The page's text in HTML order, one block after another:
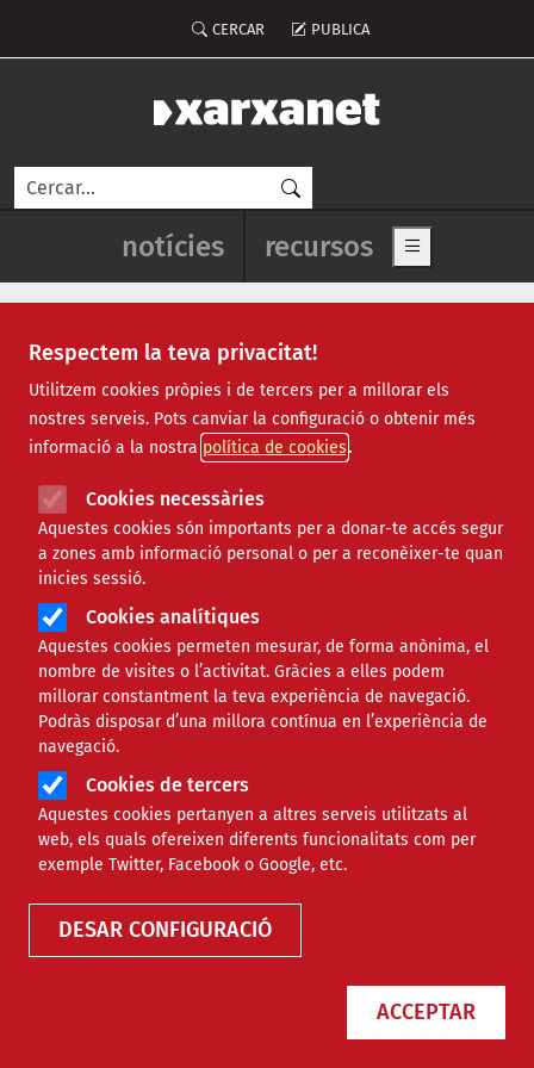
Respectem la teva privacitat!
Utilitzem cookies pròpies i de tercers per a millorar els
nostres serveis. Pots canviar la configuració o obtenir més
informació a la nostra política de cookies
Cookies necessàries
Aquestes cookies són importants per a donar-te accés segur
a zones amb informació personal o per a reconèixer-te quan
inicies sessió.
Cookies analítiques
Aquestes cookies permeten mesurar, de forma anònima, el
nombre de visites o l’activitat. Gràcies a elles podem
millorar constantment la teva experiència de navegació.
Podràs disposar d’una millora contínua en l’experiència de
navegació.
Cookies de tercers
Aquestes cookies pertanyen a altres serveis utilitzats al
web, els quals ofereixen diferents funcionalitats com per
exemple Twitter, Facebook o Google, etc.
DESAR CONFIGURACIÓ
ACCEPTAR
Menú del compte d'usuari
CERCAR PUBLICA
Cerca
Navegació principal de
notícies recursos Show main
Direcció i gestió ONG
Recull de Màsters i Postgraus
sobre recursos humans i lideratge